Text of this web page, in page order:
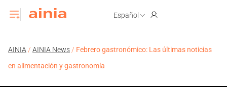
Español
AINIA / AINIA News / Febrero gastronómico: Las últimas noticias
en alimentación y gastronomía